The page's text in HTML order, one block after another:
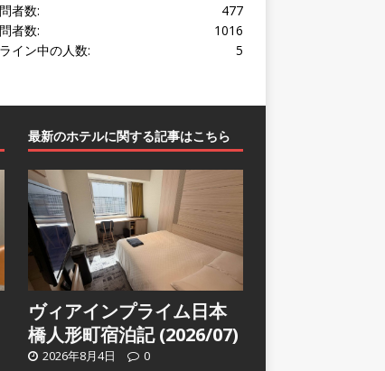
477
者数:
1016
者数:
5
イン中の人数:
最新のホテルに関する記事はこちら
ヴィアインプライム日本
橋人形町宿泊記 (2026/07)
2026年8月4日
0